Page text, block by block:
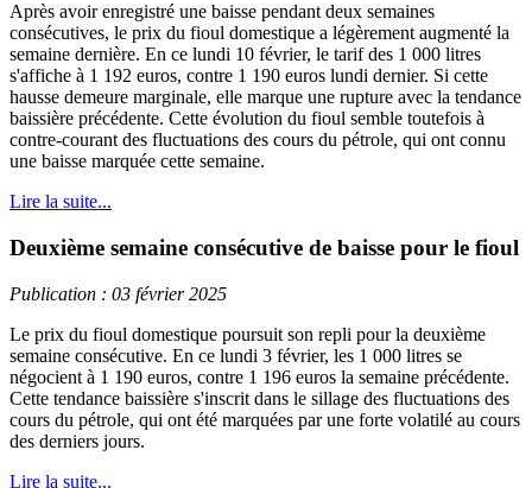
Après avoir enregistré une baisse pendant deux semaines
consécutives, le prix du fioul domestique a légèrement augmenté la
semaine dernière. En ce lundi 10 février, le tarif des 1 000 litres
s'affiche à 1 192 euros, contre 1 190 euros lundi dernier. Si cette
hausse demeure marginale, elle marque une rupture avec la tendance
baissière précédente. Cette évolution du fioul semble toutefois à
contre-courant des fluctuations des cours du pétrole, qui ont connu
une baisse marquée cette semaine.
Lire la suite...
Deuxième semaine consécutive de baisse pour le fioul
Publication : 03 février 2025
Le prix du fioul domestique poursuit son repli pour la deuxième
semaine consécutive. En ce lundi 3 février, les 1 000 litres se
négocient à 1 190 euros, contre 1 196 euros la semaine précédente.
Cette tendance baissière s'inscrit dans le sillage des fluctuations des
cours du pétrole, qui ont été marquées par une forte volatilé au cours
des derniers jours.
Lire la suite...